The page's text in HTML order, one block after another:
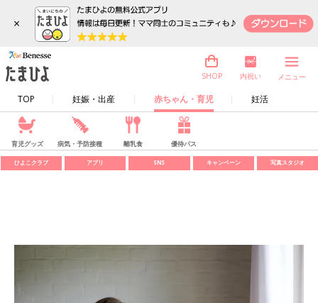
×
TOP 妊娠・出産 赤ちゃん・育児 妊活
SHOP 内祝い メニュー
育児グッズ 病気・予防接種 離乳食 優待パス
ひよこクラブ アプリ SNS キャンペーン 写真スタジオ